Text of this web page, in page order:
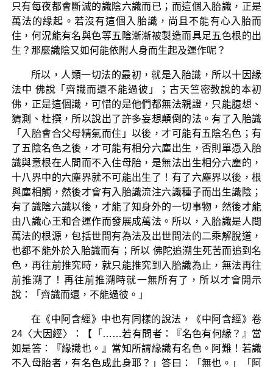
只有每夜都會斷滅的識陰六識而已；而這個入胎識，正是
萬法的緣起。若沒有這個入胎識，尚且不能有心入胎而
住，何況能有名與色等五陰漸漸被製造而具足五色根的出
生？那麼識陰又如何能依附人身而生起及運作呢？
所以，人類一切法的最初，就是入胎識，所以十因緣
法中 佛說「齊識而還不能過彼」；古天竺密教說的本初
佛，正是這個識，可惜的是他們都無法親證，只能臆想、
猜測、杜撰，所以說出了許多妄想顛倒的法。有了入胎識
「入胎會合父母精氣而住」以後，才可能有五陰名色；有
了五陰名色之後，才可能有相分六塵出生，否則單憑入胎
識與意根在人間而不入住母胎，是無法出生相分六塵的，
十八界中的六塵界就不可能出生了！有了六塵界以後，根
與塵相觸，然後才會有入胎識流注六識種子而出生識陰；
有了識陰六識以後，才能了知身外的一切事物，然後才能
由八識心王和合運作而發展成萬法。所以，入胎識是人間
萬法的根源，包括世間有為法及出世間法的二乘解脫道，
也都不能外於入胎識而有；所以 佛陀追溯生死苦而追到名
色，再往前推究時，就只能推究到入胎識為止，無法再往
前推溯了！再往前推溯時就一無所有了，所以才會開示
說：「齊識而還，不能過彼。」
在《中阿含經》中也有同樣的說法，《中阿含經》卷
24〈大因經〉：【「……若有問者：『名色有何緣？』當
如是答：『緣識也。』當知所謂緣識有名色。阿難！若識
不入母胎者，有名色成此身耶？」答曰：「無也。」「阿